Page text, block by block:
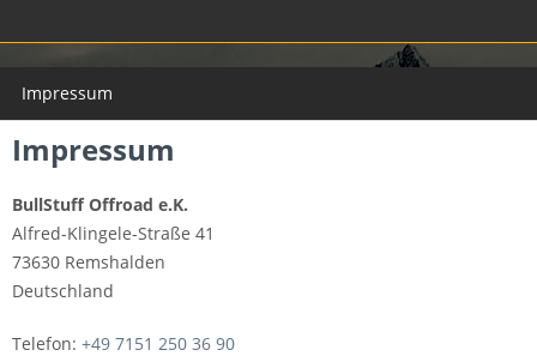
Impressum
Impressum
BullStuff Offroad e.K.
Alfred-Klingele-Straße 41
73630 Remshalden
Deutschland
Telefon: +49 7151 250 36 90